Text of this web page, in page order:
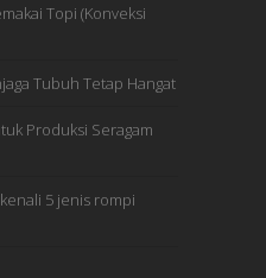
Topi (Konveksi
Tubuh Tetap Hangat
Produksi Seragam
5 jenis rompi